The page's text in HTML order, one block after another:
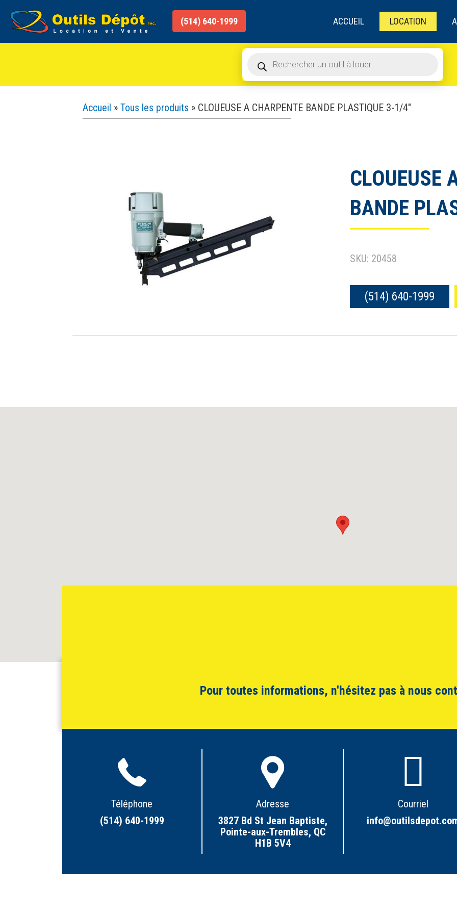
contenu
(514) 640-1999 ACCUEIL LOCATION
produits
Accueil » Tous les produits » CLOUEUSE A CHARPENTE BANDE PLASTIQUE 3-1/4″
CLOUEUSE
BANDE
SKU: 20458
(514) 640-1999
Pour toutes informations, n'hésitez pas à nous
Téléphone
(514) 640-1999
Adresse
3827 Bd St Jean Baptiste,
Pointe-aux-Trembles, QC
H1B 5V4
Courriel